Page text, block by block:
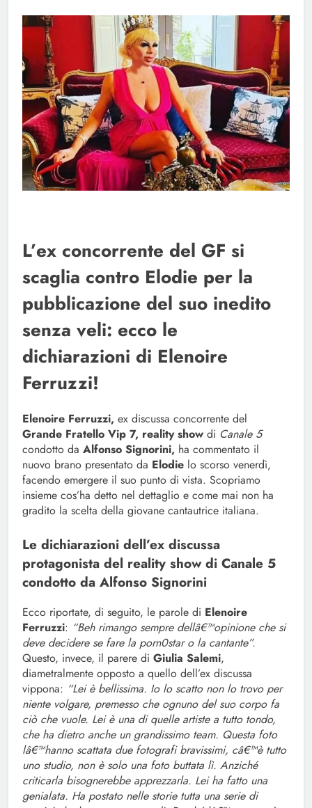
L’ex concorrente del GF si
scaglia contro Elodie per la
pubblicazione del suo inedito
senza veli: ecco le
dichiarazioni di Elenoire
Ferruzzi!
Elenoire Ferruzzi, ex discussa concorrente del
Grande Fratello Vip 7, reality show di Canale 5
condotto da Alfonso Signorini, ha commentato il
nuovo brano presentato da Elodie lo scorso venerdì,
facendo emergere il suo punto di vista. Scopriamo
insieme cos’ha detto nel dettaglio e come mai non ha
gradito la scelta della giovane cantautrice italiana.
Le dichiarazioni dell’ex discussa
protagonista del reality show di Canale 5
condotto da Alfonso Signorini
Ecco riportate, di seguito, le parole di Elenoire
Ferruzzi: “Beh rimango sempre dellâ€™opinione che si
deve decidere se fare la porn0star o la cantante”.
Questo, invece, il parere di Giulia Salemi,
diametralmente opposto a quello dell’ex discussa
vippona: “Lei è bellissima. Io lo scatto non lo trovo per
niente volgare, premesso che ognuno del suo corpo fa
ciò che vuole. Lei è una di quelle artiste a tutto tondo,
che ha dietro anche un grandissimo team. Questa foto
lâ€™hanno scattata due fotografi bravissimi, câ€™è tutto
uno studio, non è solo una foto buttata lì. Anziché
criticarla bisognerebbe apprezzarla. Lei ha fatto una
genialata. Ha postato nelle storie tutta una serie di